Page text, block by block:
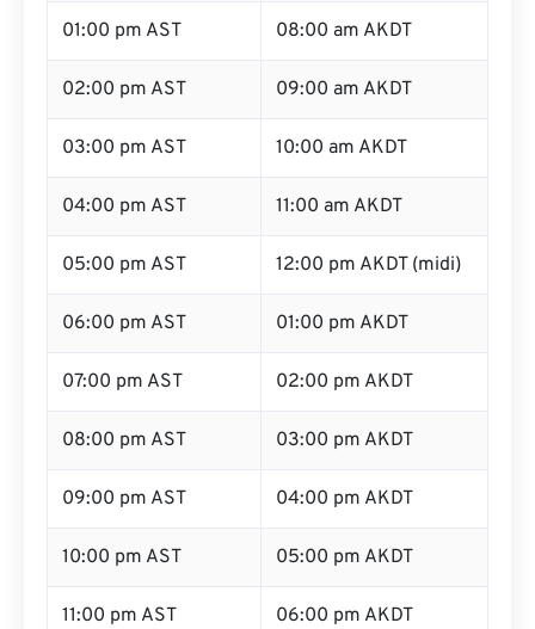
01:00 pm AST 08:00 am AKDT
02:00 pm AST 09:00 am AKDT
03:00 pm AST 10:00 am AKDT
04:00 pm AST 11:00 am AKDT
05:00 pm AST 12:00 pm AKDT (midi)
06:00 pm AST 01:00 pm AKDT
07:00 pm AST 02:00 pm AKDT
08:00 pm AST 03:00 pm AKDT
09:00 pm AST 04:00 pm AKDT
10:00 pm AST 05:00 pm AKDT
11:00 pm AST 06:00 pm AKDT